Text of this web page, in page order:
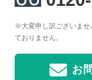
※大変申し訳ございませ
ておりません。
お